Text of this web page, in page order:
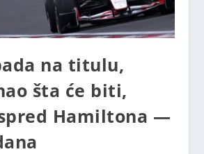
na titulu,
šta će biti,
Hamiltona —